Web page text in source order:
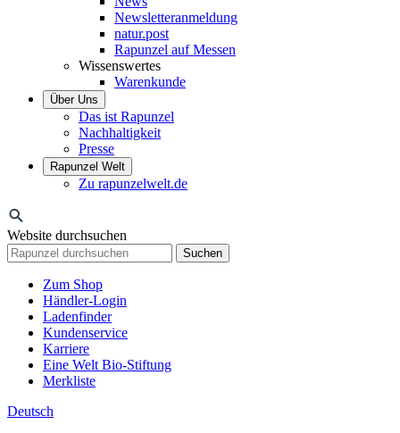
Newsletteranmeldung
natur.post
Rapunzel auf Messen
Wissenswertes
Warenkunde
Über Uns
Das ist Rapunzel
Nachhaltigkeit
Presse
Rapunzel Welt
Zu rapunzelwelt.de
Website durchsuchen
Suchen
Zum Shop
Händler-Login
Ladenfinder
Kundenservice
Karriere
Eine Welt Bio-Stiftung
Merkliste
Deutsch